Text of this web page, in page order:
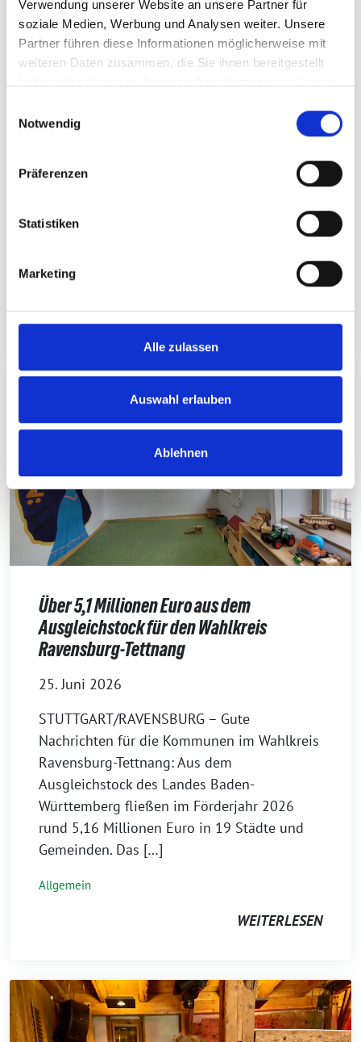
Verwendung unserer Website an unsere Partner für
soziale Medien, Werbung und Analysen weiter. Unsere
Partner führen diese Informationen möglicherweise mit
weiteren Daten zusammen, die Sie ihnen bereitgestellt
Notwendig
Präferenzen
Statistiken
Marketing
Alle zulassen
Auswahl erlauben
Ablehnen
Anna Wiech wird Sprecherin für
Gesundheitspolitik
STUTTGART – Mit der Konstituierung der
90/Die Grünen im Landtag von Baden-
neue Legislaturperiode aufgenommen. Die
Allgemein
WEITERLESEN
Über 5,1 Millionen Euro aus dem
Ausgleichstock für den Wahlkreis
Ravensburg-Tettnang
25. Juni 2026
STUTTGART/RAVENSBURG – Gute
Nachrichten für die Kommunen im Wahlkreis
Ravensburg-Tettnang: Aus dem
Ausgleichstock des Landes Baden-
Württemberg fließen im Förderjahr 2026
rund 5,16 Millionen Euro in 19 Städte und
Gemeinden. Das […]
Allgemein
WEITERLESEN